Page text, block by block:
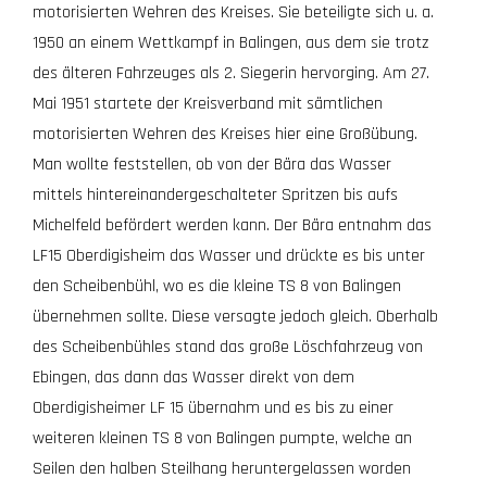
motorisierten Wehren des Kreises. Sie beteiligte sich u. a.
1950 an einem Wettkampf in Balingen, aus dem sie trotz
des älteren Fahrzeuges als 2. Siegerin hervorging. Am 27.
Mai 1951 startete der Kreisverband mit sämtlichen
motorisierten Wehren des Kreises hier eine Großübung.
Man wollte feststellen, ob von der Bära das Wasser
mittels hintereinandergeschalteter Spritzen bis aufs
Michelfeld befördert werden kann. Der Bära entnahm das
LF15 Oberdigisheim das Wasser und drückte es bis unter
den Scheibenbühl, wo es die kleine TS 8 von Balingen
übernehmen sollte. Diese versagte jedoch gleich. Oberhalb
des Scheibenbühles stand das große Löschfahrzeug von
Ebingen, das dann das Wasser direkt von dem
Oberdigisheimer LF 15 übernahm und es bis zu einer
weiteren kleinen TS 8 von Balingen pumpte, welche an
Seilen den halben Steilhang heruntergelassen worden